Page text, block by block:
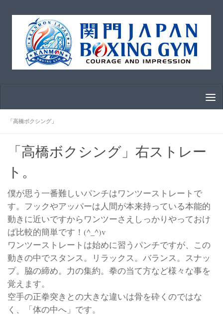
コンテンツへスキップ
「高橋ボクシング」
「高橋ボクシング」右ストレー
ト。
僕が思う一番難しいパンチはワンツーストレートで
す。フックやアッパーは人間が本来持っている本能的
動きに近いですからワンツーさえしっかりやっておけ
ば比較的簡単です！(^_^)v
ワンツーストレートは始めに習うパンチですが、この
動きの中でスタンス。リラックス。バランス。スナッ
プ。脇の締め。力の集約。拳の当て方など様々な事を
覚えます。
空手の正拳突きとの大きな違いは骨を砕くのではな
く、「体の中へ」です。